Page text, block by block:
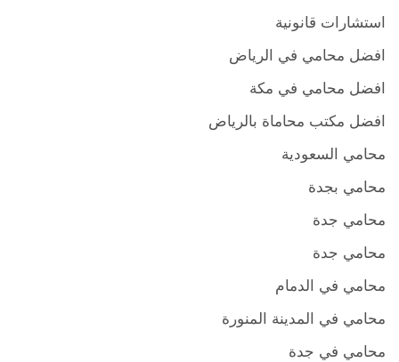
استشارات قانونية
افضل محامي في الرياض
افضل محامي في مكة
افضل مكتب محاماة بالرياض
محامي السعودية
محامي بجدة
محامي جدة
محامي جدة
محامي في الدمام
محامي في المدينة المنورة
محامي في جدة